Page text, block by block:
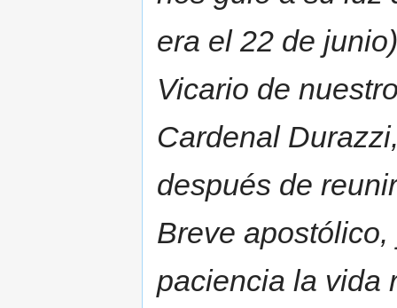
era el 22 de
Vicario de
Cardenal
después de
Breve
paciencia la vida